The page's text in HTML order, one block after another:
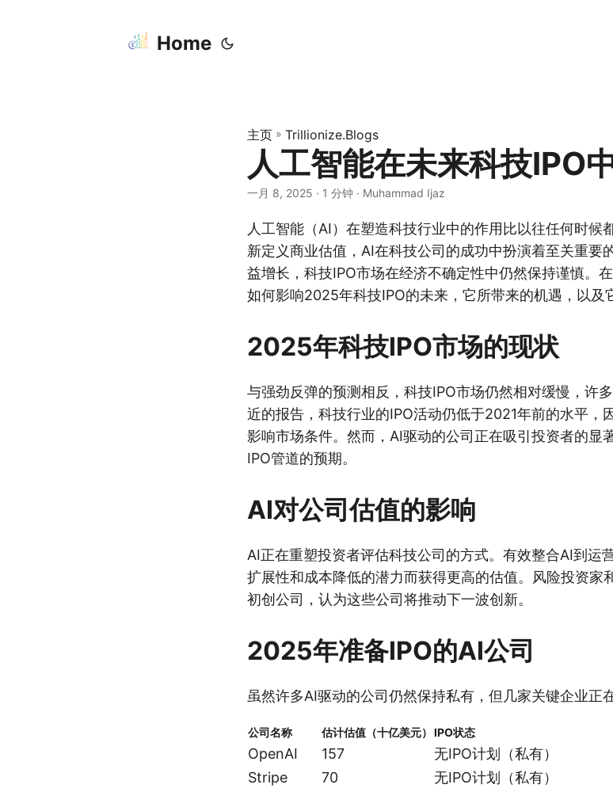
Home
主页 » Trillionize.Blogs
人工智能在未来科技IPO
一月 8, 2025 · 1 分钟 · Muhammad Ijaz
人工智能（AI）在塑造科技行业中的作用比以往任何时候
新定义商业估值，AI在科技公司的成功中扮演着至关重要
益增长，科技IPO市场在经济不确定性中仍然保持谨慎。
如何影响2025年科技IPO的未来，它所带来的机遇，以及
2025年科技IPO市场的现状
与强劲反弹的预测相反，科技IPO市场仍然相对缓慢，许
近的报告，科技行业的IPO活动仍低于2021年前的水平，
影响市场条件。然而，AI驱动的公司正在吸引投资者的显
IPO管道的预期。
AI对公司估值的影响
AI正在重塑投资者评估科技公司的方式。有效整合AI到运
扩展性和成本降低的潜力而获得更高的估值。风险投资家
初创公司，认为这些公司将推动下一波创新。
2025年准备IPO的AI公司
虽然许多AI驱动的公司仍然保持私有，但几家关键企业正
公司名称 估计估值（十亿美元） IPO状态
OpenAI 157
无IPO计划（私有）
Stripe
70
无IPO计划（私有）